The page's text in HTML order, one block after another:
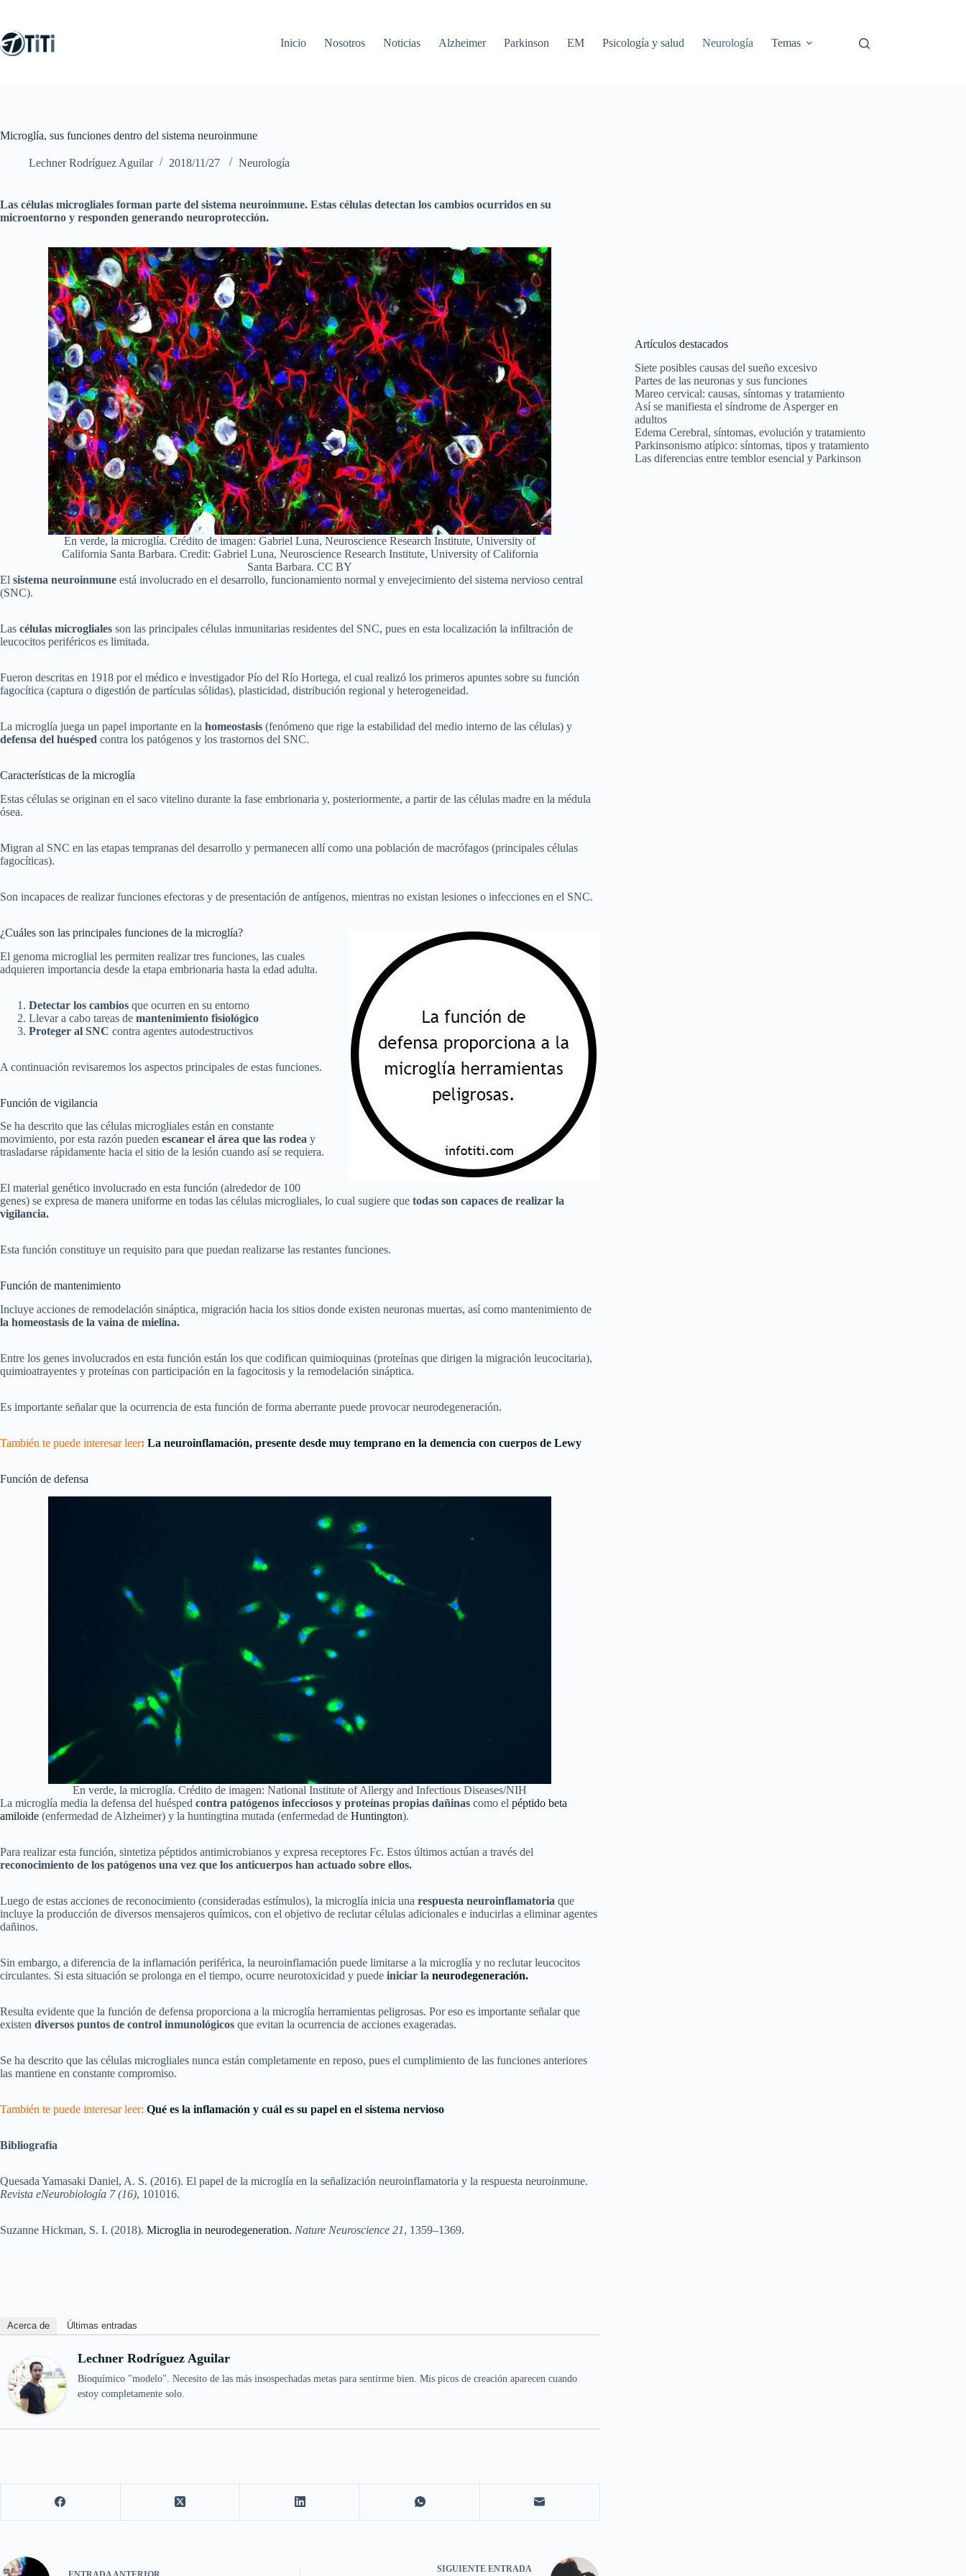
contenido
Inicio
Nosotros Noticias Alzheimer Parkinson EM Psicología y salud Neurología Temas
Microglía, sus funciones dentro del sistema neuroinmune
Lechner Rodríguez Aguilar 2018/11/27 Neurología
Las células microgliales forman parte del sistema neuroinmune. Estas células detectan los cambios ocurridos en su
microentorno y responden generando neuroprotección.
En verde, la microglía. Crédito de imagen: Gabriel Luna, Neuroscience Research Institute, University of
California Santa Barbara. Credit: Gabriel Luna, Neuroscience Research Institute, University of California
Santa Barbara. CC BY
El sistema neuroinmune está involucrado en el desarrollo, funcionamiento normal y envejecimiento del sistema nervioso central
(SNC).
Las células microgliales son las principales células inmunitarias residentes del SNC, pues en esta localización la infiltración de
leucocitos periféricos es limitada.
Fueron descritas en 1918 por el médico e investigador Pío del Río Hortega, el cual realizó los primeros apuntes sobre su función
fagocítica (captura o digestión de partículas sólidas), plasticidad, distribución regional y heterogeneidad.
La microglía juega un papel importante en la homeostasis (fenómeno que rige la estabilidad del medio interno de las células) y
defensa del huésped contra los patógenos y los trastornos del SNC.
Características de la microglía
Estas células se originan en el saco vitelino durante la fase embrionaria y, posteriormente, a partir de las células madre en la médula
ósea.
Migran al SNC en las etapas tempranas del desarrollo y permanecen allí como una población de macrófagos (principales células
fagocíticas).
Son incapaces de realizar funciones efectoras y de presentación de antígenos, mientras no existan lesiones o infecciones en el SNC.
¿Cuáles son las principales funciones de la microglía?
El genoma microglial les permiten realizar tres funciones, las cuales
adquieren importancia desde la etapa embrionaria hasta la edad adulta.
Detectar los cambios que ocurren en su entorno
Llevar a cabo tareas de mantenimiento fisiológico
Proteger al SNC contra agentes autodestructivos
A continuación revisaremos los aspectos principales de estas funciones.
Función de vigilancia
Se ha descrito que las células microgliales están en constante
movimiento, por esta razón pueden escanear el área que las rodea y
trasladarse rápidamente hacia el sitio de la lesión cuando así se requiera.
El material genético involucrado en esta función (alrededor de 100
genes) se expresa de manera uniforme en todas las células microgliales, lo cual sugiere que todas son capaces de realizar la
vigilancia.
Esta función constituye un requisito para que puedan realizarse las restantes funciones.
Función de mantenimiento
Incluye acciones de remodelación sináptica, migración hacia los sitios donde existen neuronas muertas, así como mantenimiento de
la homeostasis de la vaina de mielina.
Entre los genes involucrados en esta función están los que codifican quimioquinas (proteínas que dirigen la migración leucocitaria),
quimioatrayentes y proteínas con participación en la fagocitosis y la remodelación sináptica.
Es importante señalar que la ocurrencia de esta función de forma aberrante puede provocar neurodegeneración.
También te puede interesar leer: La neuroinflamación, presente desde muy temprano en la demencia con cuerpos de Lewy
Función de defensa
En verde, la microglía. Crédito de imagen: National Institute of Allergy and Infectious Diseases/NIH
La microglía media la defensa del huésped contra patógenos infecciosos y proteínas propias dañinas como el péptido beta
amiloide (enfermedad de Alzheimer) y la huntingtina mutada (enfermedad de Huntington).
Para realizar esta función, sintetiza péptidos antimicrobianos y expresa receptores Fc. Estos últimos actúan a través del
reconocimiento de los patógenos una vez que los anticuerpos han actuado sobre ellos.
Luego de estas acciones de reconocimiento (consideradas estímulos), la microglía inicia una respuesta neuroinflamatoria que
incluye la producción de diversos mensajeros químicos, con el objetivo de reclutar células adicionales e inducirlas a eliminar agentes
dañinos.
Sin embargo, a diferencia de la inflamación periférica, la neuroinflamación puede limitarse a la microglía y no reclutar leucocitos
circulantes. Si esta situación se prolonga en el tiempo, ocurre neurotoxicidad y puede iniciar la neurodegeneración.
Resulta evidente que la función de defensa proporciona a la microglía herramientas peligrosas. Por eso es importante señalar que
existen diversos puntos de control inmunológicos que evitan la ocurrencia de acciones exageradas.
Se ha descrito que las células microgliales nunca están completamente en reposo, pues el cumplimiento de las funciones anteriores
las mantiene en constante compromiso.
También te puede interesar leer: Qué es la inflamación y cuál es su papel en el sistema nervioso
Bibliografía
Quesada Yamasaki Daniel, A. S. (2016). El papel de la microglía en la señalización neuroinflamatoria y la respuesta neuroinmune.
Revista eNeurobiología 7 (16), 101016.
Suzanne Hickman, S. I. (2018). Microglia in neurodegeneration. Nature Neuroscience 21, 1359–1369.
Acerca de Últimas entradas
Lechner Rodríguez Aguilar
Bioquímico "modelo". Necesito de las más insospechadas metas para sentirme bien. Mis picos de creación aparecen cuando
estoy completamente solo.
SIGUIENTE ENTRADA
Artículos destacados
Siete posibles causas del sueño excesivo
Partes de las neuronas y sus funciones
Mareo cervical: causas, síntomas y tratamiento
Así se manifiesta el síndrome de Asperger en
adultos
Edema Cerebral, síntomas, evolución y tratamiento
Parkinsonismo atípico: síntomas, tipos y tratamiento
Las diferencias entre temblor esencial y Parkinson